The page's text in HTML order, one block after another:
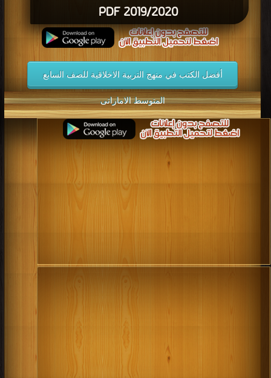
2019/2020 PDF
أفضل الكتب في منهج التربية الاخلاقية للصف السابع
المتوسط الاماراتى